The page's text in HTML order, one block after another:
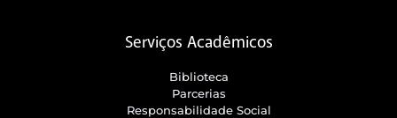
Serviços Acadêmicos
Biblioteca
Parcerias
Responsabilidade Social